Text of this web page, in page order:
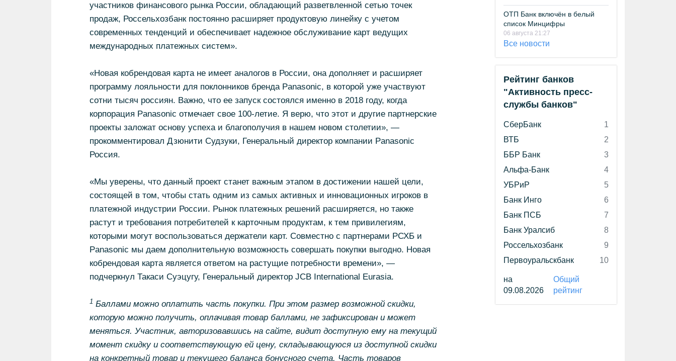
участников финансового рынка России, обладающий разветвленной сетью точек
продаж, Россельхозбанк постоянно расширяет продуктовую линейку с учетом
современных тенденций и обеспечивает надежное обслуживание карт ведущих
международных платежных систем».
«Новая кобрендовая карта не имеет аналогов в России, она дополняет и расширяет
программу лояльности для поклонников бренда Panasonic, в которой уже участвуют
сотни тысяч россиян. Важно, что ее запуск состоялся именно в 2018 году, когда
корпорация Panasonic отмечает свое 100-летие. Я верю, что этот и другие партнерские
проекты заложат основу успеха и благополучия в нашем новом столетии», —
прокомментировал Дзюнити Судзуки, Генеральный директор компании Panasonic
Россия.
«Мы уверены, что данный проект станет важным этапом в достижении нашей цели,
состоящей в том, чтобы стать одним из самых активных и инновационных игроков в
платежной индустрии России. Рынок платежных решений расширяется, но также
растут и требования потребителей к карточным продуктам, к тем привилегиям,
которыми могут воспользоваться держатели карт. Совместно с партнерами РСХБ и
Panasonic мы даем дополнительную возможность совершать покупки выгодно. Новая
кобрендовая карта является ответом на растущие потребности времени», —
подчеркнул Такаси Суэцугу, Генеральный директор JCB International Eurasia.
1 Баллами можно оплатить часть покупки. При этом размер возможной скидки,
которую можно получить, оплачивая товар баллами, не зафиксирован и может
меняться. Участник, авторизовавшись на сайте, видит доступную ему на текущий
момент скидку и соответствующую ей цену, складывающуюся из доступной скидки
на конкретный товар и текущего баланса бонусного счета. Часть товаров
ОТП Банк включён в белый
список Минцифры
06 августа 21:27
Все новости
Рейтинг банков
"Активность пресс-
службы банков"
СберБанк
1
ВТБ
2
ББР Банк
3
Альфа-Банк
4
УБРиР
5
Банк Инго
6
Банк ПСБ
7
Банк Уралсиб
8
Россельхозбанк
9
Первоуральскбанк
10
на
09.08.2026
Общий
рейтинг